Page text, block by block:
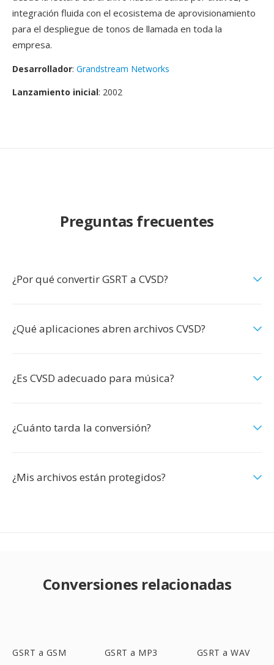
integración fluida con el ecosistema de aprovisionamiento
para el despliegue de tonos de llamada en toda la
empresa.
Desarrollador: Grandstream Networks
Lanzamiento inicial: 2002
Preguntas frecuentes
¿Por qué convertir GSRT a CVSD?
¿Qué aplicaciones abren archivos CVSD?
¿Es CVSD adecuado para música?
¿Cuánto tarda la conversión?
¿Mis archivos están protegidos?
Conversiones relacionadas
GSRT a GSM GSRT a MP3 GSRT a WAV